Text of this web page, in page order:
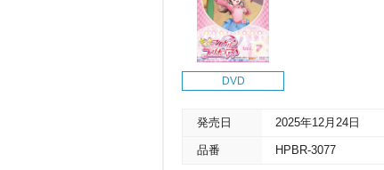
DVD
発売日 2025年12月24日
品番 HPBR-3077